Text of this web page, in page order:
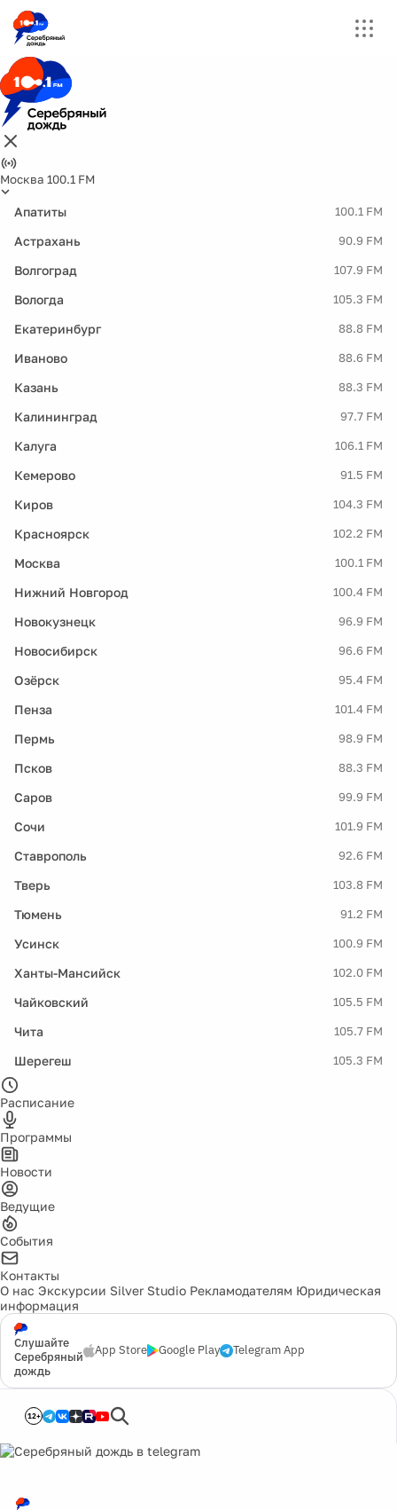
Москва 100.1 FM
Апатиты 100.1 FM
Астрахань 90.9 FM
Волгоград 107.9 FM
Вологда 105.3 FM
Екатеринбург 88.8 FM
Иваново 88.6 FM
Казань 88.3 FM
Калининград 97.7 FM
Калуга 106.1 FM
Кемерово 91.5 FM
Киров 104.3 FM
Красноярск 102.2 FM
Москва 100.1 FM
Нижний Новгород 100.4 FM
Новокузнецк 96.9 FM
Новосибирск 96.6 FM
Озёрск 95.4 FM
Пенза 101.4 FM
Пермь 98.9 FM
Псков 88.3 FM
Саров 99.9 FM
Сочи 101.9 FM
Ставрополь 92.6 FM
Тверь 103.8 FM
Тюмень 91.2 FM
Усинск 100.9 FM
Ханты-Мансийск 102.0 FM
Чайковский 105.5 FM
Чита 105.7 FM
Шерегеш 105.3 FM
Расписание
Программы
Новости
Ведущие
События
Контакты
О нас Экскурсии Silver Studio Рекламодателям Юридическая
информация
Слушайте
Серебряный
дождь
App Store Google Play Telegram App
12+